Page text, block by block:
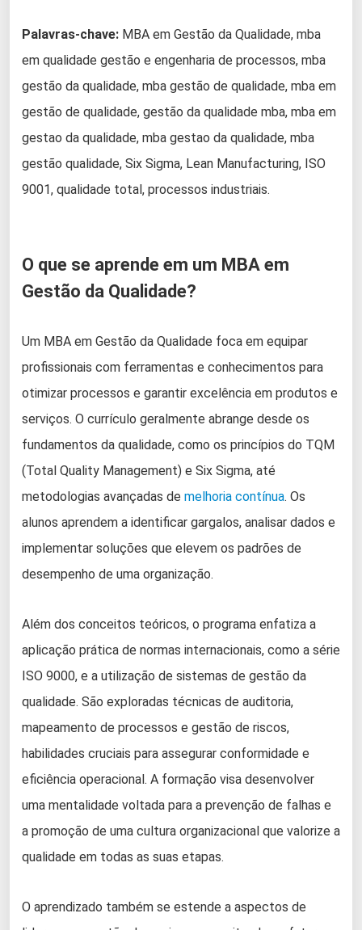
Palavras-chave: MBA em Gestão da Qualidade, mba
em qualidade gestão e engenharia de processos, mba
gestão da qualidade, mba gestão de qualidade, mba em
gestão de qualidade, gestão da qualidade mba, mba em
gestao da qualidade, mba gestao da qualidade, mba
gestão qualidade, Six Sigma, Lean Manufacturing, ISO
9001, qualidade total, processos industriais.
O que se aprende em um MBA em
Gestão da Qualidade?
Um MBA em Gestão da Qualidade foca em equipar
profissionais com ferramentas e conhecimentos para
otimizar processos e garantir excelência em produtos e
serviços. O currículo geralmente abrange desde os
fundamentos da qualidade, como os princípios do TQM
(Total Quality Management) e Six Sigma, até
metodologias avançadas de melhoria contínua. Os
alunos aprendem a identificar gargalos, analisar dados e
implementar soluções que elevem os padrões de
desempenho de uma organização.
Além dos conceitos teóricos, o programa enfatiza a
aplicação prática de normas internacionais, como a série
ISO 9000, e a utilização de sistemas de gestão da
qualidade. São exploradas técnicas de auditoria,
mapeamento de processos e gestão de riscos,
habilidades cruciais para assegurar conformidade e
eficiência operacional. A formação visa desenvolver
uma mentalidade voltada para a prevenção de falhas e
a promoção de uma cultura organizacional que valorize a
qualidade em todas as suas etapas.
O aprendizado também se estende a aspectos de